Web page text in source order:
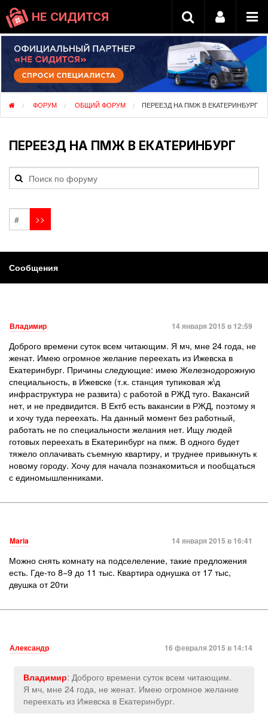
НЕ СИДИТСЯ
ФОРУМ ОБЩИЙ ФОРУМ ПЕРЕЕЗД НА ПМЖ В ЕКАТЕРИНБУРГ
ПЕРЕЕЗД НА ПМЖ В ЕКАТЕРИНБУРГ
Сообщения
Владимир 14 января 2015 в 12:59
Доброго времени суток всем читающим. Я мч, мне 24 года, не
женат. Имею огромное желание переехать из Ижевска в
Екатеринбург. Причины следующие: имею Железнодорожную
специальность, в Ижевске (т.к. станция тупиковая ж\д
инфраструктура не развита) с работой в РЖД туго. Вакансий
нет, и не предвидится. В Ектб есть вакансии в РЖД, поэтому я
и хочу туда переехать. На данный момент без работный,
работать не по специальности желания нет. Ищу людей
готовых переехать в Екатеринбург на пмж. В одного будет
тяжело оплачивать съемную квартиру, и труднее привыкнуть к
новому городу. Хочу для начала познакомиться и пообщаться
с единомышленниками.
Maria 14 января 2015 в 16:41
Можно снять комнату на подселеление, такие предложения
есть. Где-то 8−9 до 11 тыс. Квартира однушка от 17 тыс,
двушка от 20ти
Александр 16 февраля 2015 в 14:14
Владимир: Доброго времени суток всем читающим.
Я мч, мне 24 года, не женат. Имею огромное желание
переехать из Ижевска в Екатеринбург.